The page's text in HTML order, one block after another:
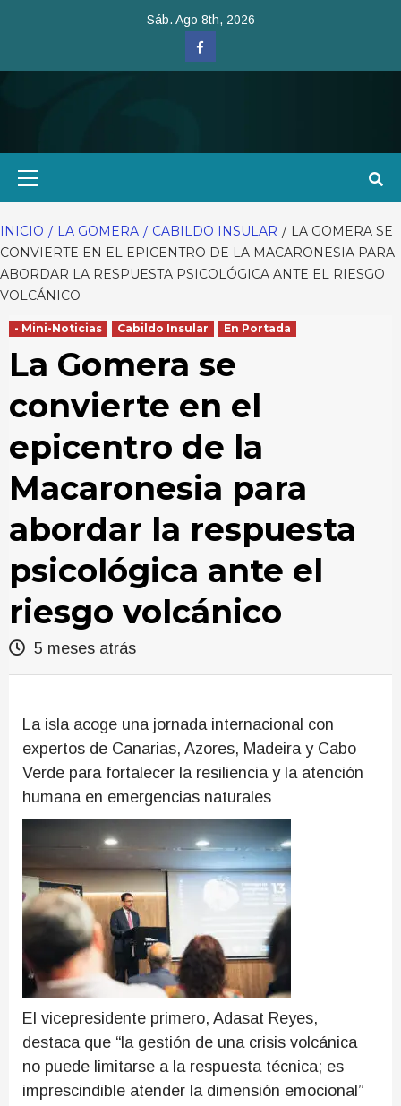
Sáb. Ago 8th, 2026
Facebook
INICIO LA GOMERA CABILDO INSULAR
LA GOMERA SE
CONVIERTE EN EL EPICENTRO DE LA MACARONESIA PARA
ABORDAR LA RESPUESTA PSICOLÓGICA ANTE EL RIESGO
VOLCÁNICO
- Mini-Noticias Cabildo Insular En Portada
La Gomera se
convierte en el
epicentro de la
Macaronesia para
abordar la respuesta
psicológica ante el
riesgo volcánico
5 meses atrás
La isla acoge una jornada internacional con
expertos de Canarias, Azores, Madeira y Cabo
Verde para fortalecer la resiliencia y la atención
humana en emergencias naturales
El vicepresidente primero, Adasat Reyes,
destaca que “la gestión de una crisis volcánica
no puede limitarse a la respuesta técnica; es
imprescindible atender la dimensión emocional”